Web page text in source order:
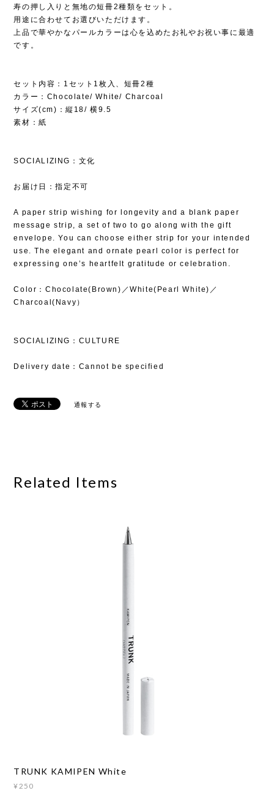
寿の押し入りと無地の短冊2種類をセット。
用途に合わせてお選びいただけます。
上品で華やかなパールカラーは心を込めたお礼やお祝い事に最適
です。
セット内容：1セット1枚入、短冊2種
カラー：Chocolate/ White/ Charcoal
サイズ(cm)：縦18/ 横9.5
素材：紙
SOCIALIZING：文化
お届け日：指定不可
A paper strip wishing for longevity and a blank paper
message strip, a set of two to go along with the gift
envelope. You can choose either strip for your intended
use. The elegant and ornate pearl color is perfect for
expressing one’s heartfelt gratitude or celebration.
Color：Chocolate(Brown)／White(Pearl White)／
Charcoal(Navy）
SOCIALIZING：CULTURE
Delivery date：Cannot be specified
通報する
Related Items
TRUNK KAMIPEN White
¥250